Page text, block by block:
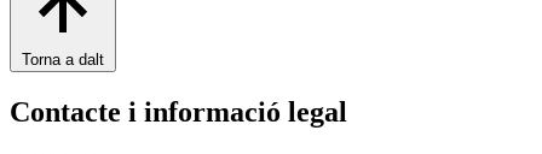
Torna a dalt
Contacte i informació legal